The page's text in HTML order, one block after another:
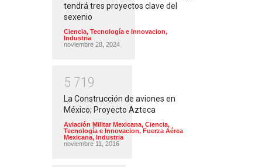
tendrá tres proyectos clave del
sexenio
Ciencia, Tecnología e Innovacion,
Industria
noviembre 28, 2024
5 71 9
La Construcción de aviones en
México; Proyecto Azteca
Aviación Militar Mexicana, Ciencia,
Tecnología e Innovacion, Fuerza Aérea
Mexicana, Industria
noviembre 11, 2016